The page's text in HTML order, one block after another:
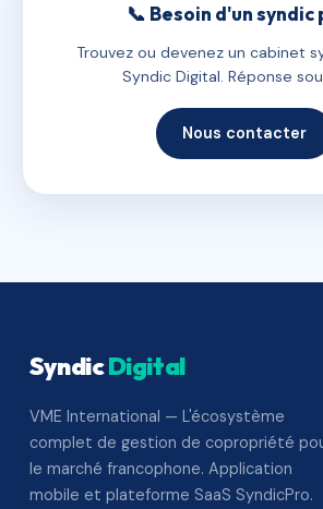
📞 Besoin d'un syndic
Trouvez ou devenez un cabinet
Syndic Digital. Réponse
Nous contacter
SyndicDigital
VME International — L'écosystème
complet de gestion de copropriété
le marché francophone. Application
mobile et plateforme SaaS SyndicPro.